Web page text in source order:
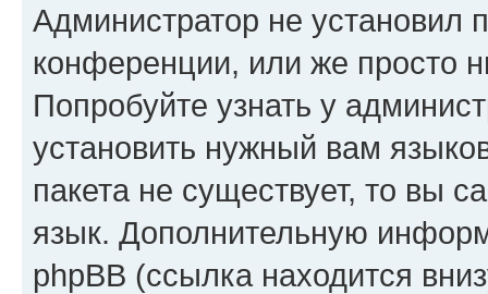
Администратор не установил
конференции, или же просто
Попробуйте узнать у
установить нужный вам
пакета не существует, то вы
язык. Дополнительную
phpBB (ссылка находится